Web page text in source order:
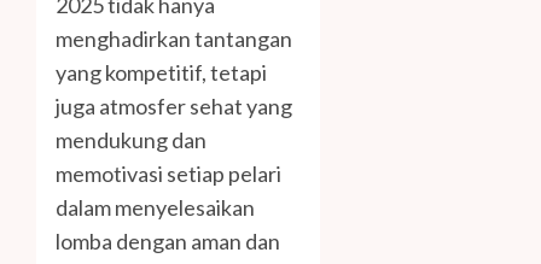
menghadirkan tantangan
yang kompetitif, tetapi
juga atmosfer sehat yang
mendukung dan
memotivasi setiap pelari
dalam menyelesaikan
lomba dengan aman dan